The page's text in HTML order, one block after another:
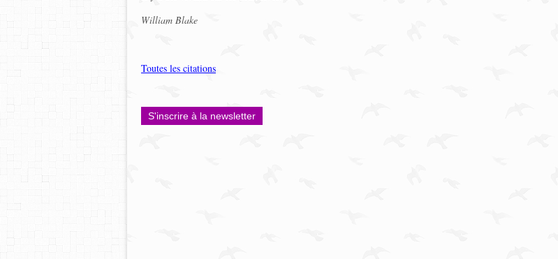
William Blake
Toutes les citations
S'inscrire à la newsletter